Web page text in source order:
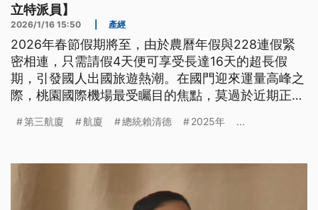
立特派員】
2026/1/16 15:50 產經
2026年春節假期將至，由於農曆年假與228連假緊
密相連，只需請假4天便可享受長達16天的超長假
期，引發國人出國旅遊熱潮。在國門迎來運量高峰之
際，桃園國際機場最受矚目的焦點，莫過於近期正式
備多年的「新國門」，不僅是紓解機場飽和壓力的及
與資金的厚望。
第三航廈 航廈 總統賴清德 2025年 ...